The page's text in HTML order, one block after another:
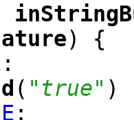
) {
:
( "true" )
: